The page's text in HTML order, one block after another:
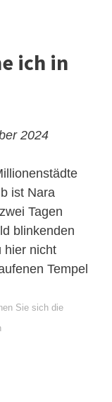
ich in
2024
ist Nara
Tagen
blinkenden
hier nicht
Tempel
Sie sich die